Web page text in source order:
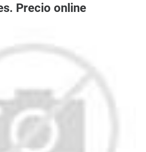
Precio online